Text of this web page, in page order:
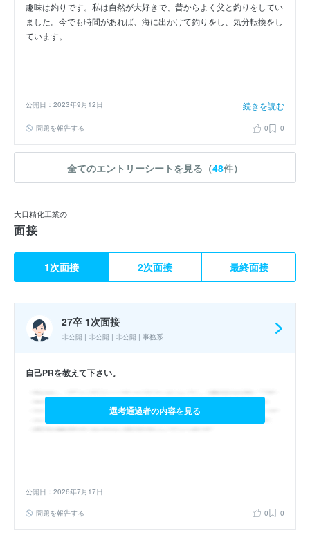
趣味は釣りです。私は自然が大好きで、昔からよく父と釣りをしてい
ました。今でも時間があれば、海に出かけて釣りをし、気分転換をし
ています。
公開日：2023年9月12日 続きを読む
問題を報告する 0 0
全てのエントリーシートを見る（48件）
大日精化工業の
面接
1次面接 2次面接 最終面接
27卒 1次面接
非公開 | 非公開 | 非公開 | 事務系
自己PRを教えて下さい。
選考通過者の内容を見る
公開日：2026年7月17日
問題を報告する 0 0